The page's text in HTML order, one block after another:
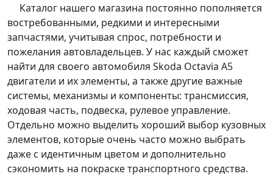
Каталог нашего магазина постоянно пополняется
востребованными, редкими и интересными
запчастями, учитывая спрос, потребности и
пожелания автовладельцев. У нас каждый сможет
найти для своего автомобиля Skoda Octavia A5
двигатели и их элементы, а также другие важные
системы, механизмы и компоненты: трансмиссия,
ходовая часть, подвеска, рулевое управление.
Отдельно можно выделить хороший выбор кузовных
элементов, которые очень часто можно выбрать
даже с идентичным цветом и дополнительно
сэкономить на покраске транспортного средства.